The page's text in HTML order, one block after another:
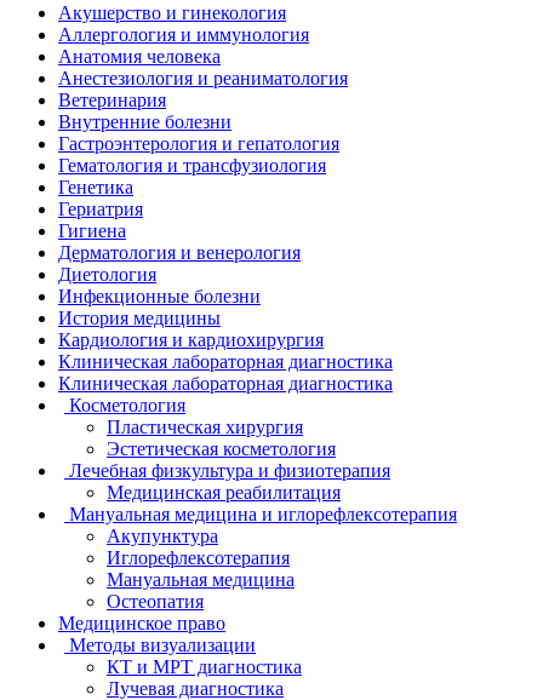
Акушерство и гинекология
Аллергология и иммунология
Анатомия человека
Анестезиология и реаниматология
Ветеринария
Внутренние болезни
Гастроэнтерология и гепатология
Гематология и трансфузиология
Генетика
Гериатрия
Гигиена
Дерматология и венерология
Диетология
Инфекционные болезни
История медицины
Кардиология и кардиохирургия
Клиническая лабораторная диагностика
Клиническая лабораторная диагностика
Косметология
Пластическая хирургия
Эстетическая косметология
Лечебная физкультура и физиотерапия
Медицинская реабилитация
Мануальная медицина и иглорефлексотерапия
Акупунктура
Иглорефлексотерапия
Мануальная медицина
Остеопатия
Медицинское право
Методы визуализации
КТ и МРТ диагностика
Лучевая диагностика